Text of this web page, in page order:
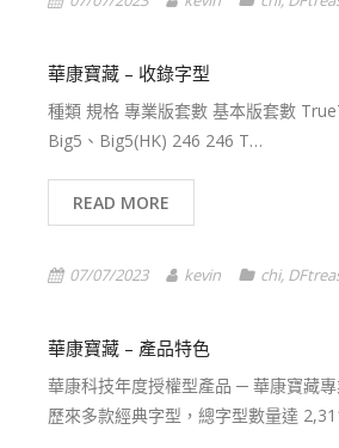
華康寶藏 – 收錄字型
種類 規格 專業版套數 基本版套數
Big5、Big5(HK) 246 246 T…
READ MORE
07/07/2023 kevin chi,
華康寶藏 – 產品特色
華康科技年度授權型產品 ─ 華康寶藏
歷來多款經典字型，總字型數量達